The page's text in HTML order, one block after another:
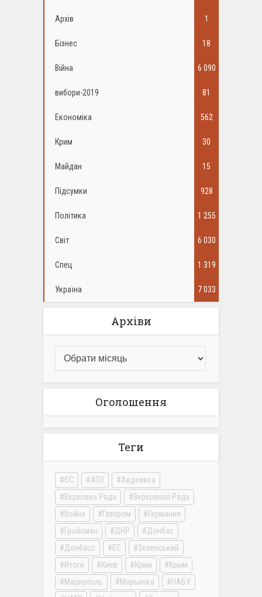
Архів 1
Бізнес 18
Війна 6 090
вибори-2019 81
Економіка 562
Крим 30
Майдан 15
Підсумки 928
Політика 1 255
Світ 6 030
Спец 1 319
Україна 7 033
Архіви
Оголошення
Теги
ЄС АТО
Авдеевка
Верховна Рада
Верховная Рада
Война
Газпром
Германия
Гройсман
ДНР
Донбас
Донбасс
ЕС
Зеленський
Итоги
Киев Крим
Крым
Мариуполь
Марьинка
НАБУ